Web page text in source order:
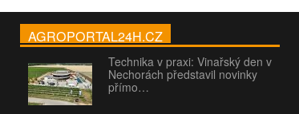
AGROPORTAL24H.CZ
Technika v praxi: Vinařský den v
Nechorách představil novinky
přímo…